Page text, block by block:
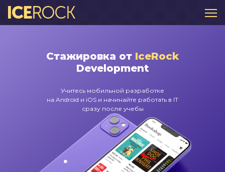
Заказать приложение
Политика конфиденциальности
Стажировка от IceRock
Development
Учитесь мобильной разработке
на Android и iOS и начинайте работать в IT
сразу после учебы